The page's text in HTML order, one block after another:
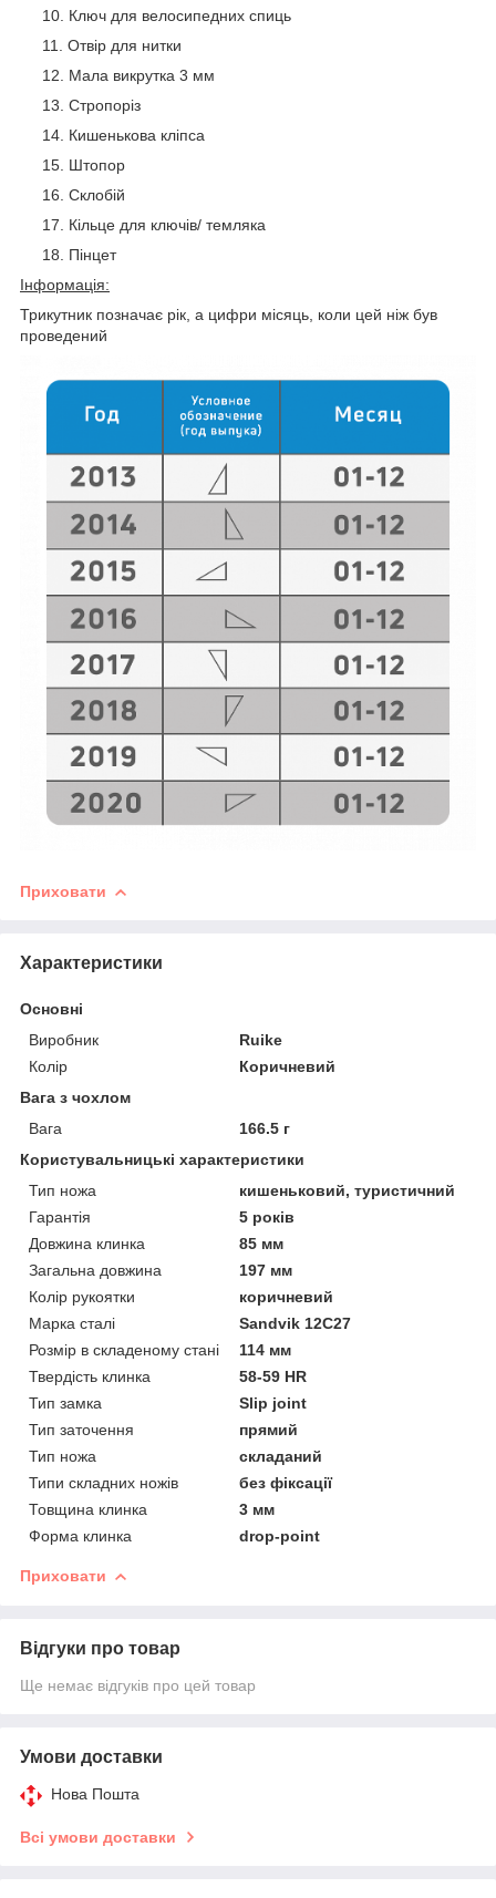
Ключ для велосипедних спиць
Отвір для нитки
Мала викрутка 3 мм
Стропоріз
Кишенькова кліпса
Штопор
Склобій
Кільце для ключів/ темляка
Пінцет
Інформація:
Трикутник позначає рік, а цифри місяць, коли цей ніж був
проведений
Приховати
Характеристики
Основні
Виробник
Ruike
Колір
Коричневий
Вага з чохлом
Вага
166.5 г
Користувальницькі характеристики
Тип ножа
кишеньковий, туристичний
Гарантія
5 років
Довжина клинка
85 мм
Загальна довжина
197 мм
Колір рукоятки
коричневий
Марка сталі
Sandvik 12C27
Розмір в складеному стані
114 мм
Твердість клинка
58-59 HR
Тип замка
Slip joint
Тип заточення
прямий
Тип ножа
складаний
Типи складних ножів
без фіксації
Товщина клинка
3 мм
Форма клинка
drop-point
Приховати
Відгуки про товар
Ще немає відгуків про цей товар
Умови доставки
Нова Пошта
Всі умови доставки